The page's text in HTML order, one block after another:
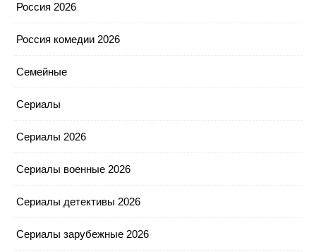
Россия 2026
Россия комедии 2026
Семейные
Сериалы
Сериалы 2026
Сериалы военные 2026
Сериалы детективы 2026
Сериалы зарубежные 2026